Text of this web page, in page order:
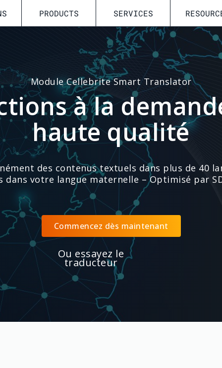
PRODUCTS SERVICES
Module Cellebrite Smart Translator
à la
haute qualité
des contenus textuels dans plus de 40
dans votre langue maternelle – Optimisé par
Commencez dès maintenant
Ou essayez le
traducteur